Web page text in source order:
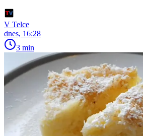
V Telce
dnes, 16:28
3 min